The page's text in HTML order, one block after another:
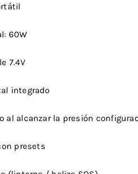
60W
7.4V
integrado
al alcanzar la presión
presets